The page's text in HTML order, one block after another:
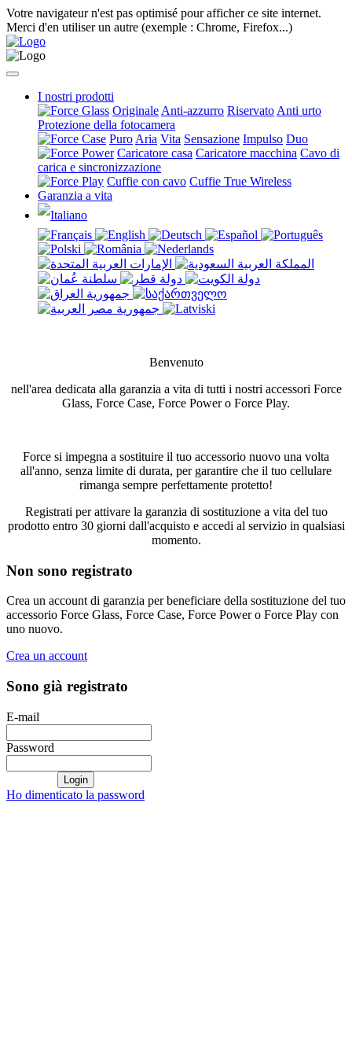
Votre navigateur n'est pas optimisé pour afficher ce site internet.
Merci d'en utiliser un autre (exemple : Chrome, Firefox...)
I nostri prodotti
Originale Anti-azzurro Riservato Anti urto
Protezione della fotocamera
Puro Aria Vita Sensazione Impulso Duo
Caricatore casa Caricatore macchina Cavo di
carica e sincronizzazione
Cuffie con cavo Cuffie True Wireless
Garanzia a vita
Benvenuto
nell'area dedicata alla garanzia a vita di tutti i nostri accessori Force
Glass, Force Case, Force Power o Force Play.
Force si impegna a sostituire il tuo accessorio nuovo una volta
all'anno, senza limite di durata, per garantire che il tuo cellulare
rimanga sempre perfettamente protetto!
Registrati per attivare la garanzia di sostituzione a vita del tuo
prodotto entro 30 giorni dall'acquisto e accedi al servizio in qualsiasi
momento.
Non sono registrato
Crea un account di garanzia per beneficiare della sostituzione del tuo
accessorio Force Glass, Force Case, Force Power o Force Play con
uno nuovo.
Crea un account
Sono già registrato
E-mail
Password
Login
Ho dimenticato la password